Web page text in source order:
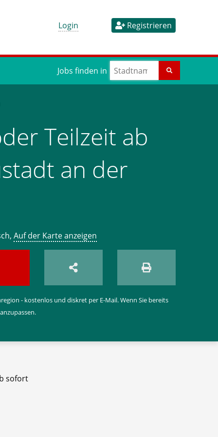
Login Registrieren
Jobs finden in
Teilzeit ab
an der
Auf der Karte anzeigen
- kostenlos und diskret per E-Mail. Wenn Sie bereits
sofort